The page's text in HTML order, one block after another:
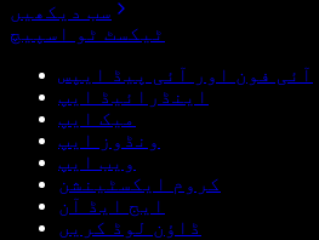
سب دیکھیں
ٹیکسٹ ٹو اسپیچ
آئی فون اور آئی پیڈ ایپس
اینڈرائیڈ ایپ
میک ایپ
ونڈوز ایپ
ویب ایپ
کروم ایکسٹینشن
ایج ایڈ آن
ڈاؤن لوڈ کریں